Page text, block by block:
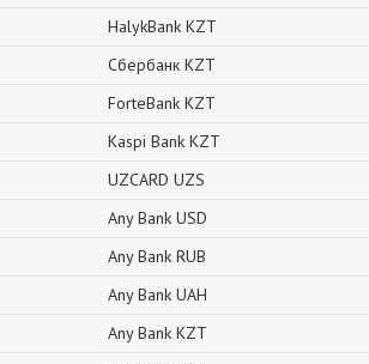
HalykBank KZT
Сбербанк KZT
ForteBank KZT
Kaspi Bank KZT
UZCARD UZS
Any Bank USD
Any Bank RUB
Any Bank UAH
Any Bank KZT